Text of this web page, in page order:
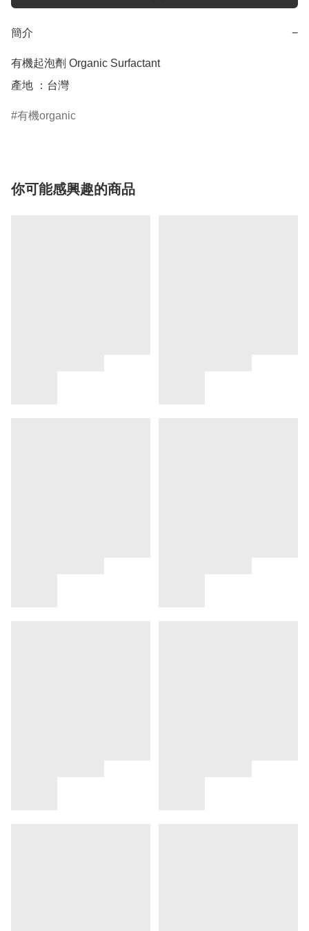
簡介 −
有機起泡劑 Organic Surfactant
產地 ：台灣
有機organic
你可能感興趣的商品